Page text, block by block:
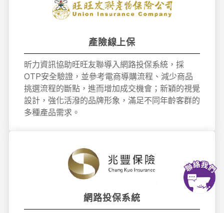
產險線上保
昕力資訊協助旺旺友聯導入網路投保系統，採
OTP安全驗證，並參考電商導購流程、減少商品
挑選流程的斷點，進而增加成交機會；新穎的視覺
設計，強化活潑的品牌形象，滿足不同年齡客群的
多種產品需求。
網路投保系統